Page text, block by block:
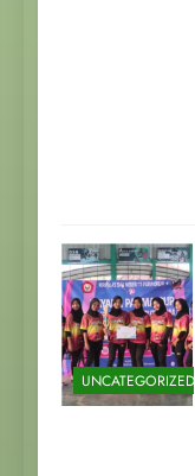
UNCATEGORIZED